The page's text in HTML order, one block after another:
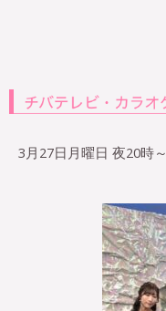
3月27日月曜日 夜20時～